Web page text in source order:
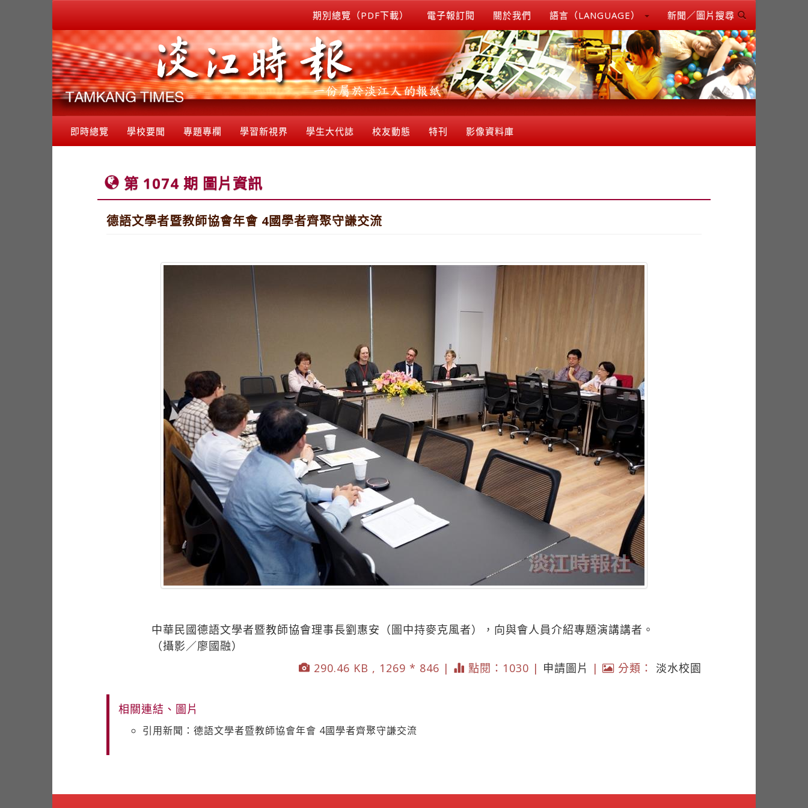
期別總覽（PDF下載） 電子報訂閱 關於我們 語言（LANGUAGE） 新聞／圖片搜尋
即時總覽 學校要聞 專題專欄 學習新視界 學生大代誌 校友動態 特刊 影像資料庫
第 1074 期 圖片資訊
德語文學者暨教師協會年會 4國學者齊聚守謙交流
中華民國德語文學者暨教師協會理事長劉惠安（圖中持麥克風者），向與會人員介紹專題演講講者。
（攝影／廖國融）
290.46 KB , 1269 * 846 |
點閱：1030 | 申請圖片 | 分類： 淡水校園
相關連結、圖片
引用新聞：德語文學者暨教師協會年會 4國學者齊聚守謙交流